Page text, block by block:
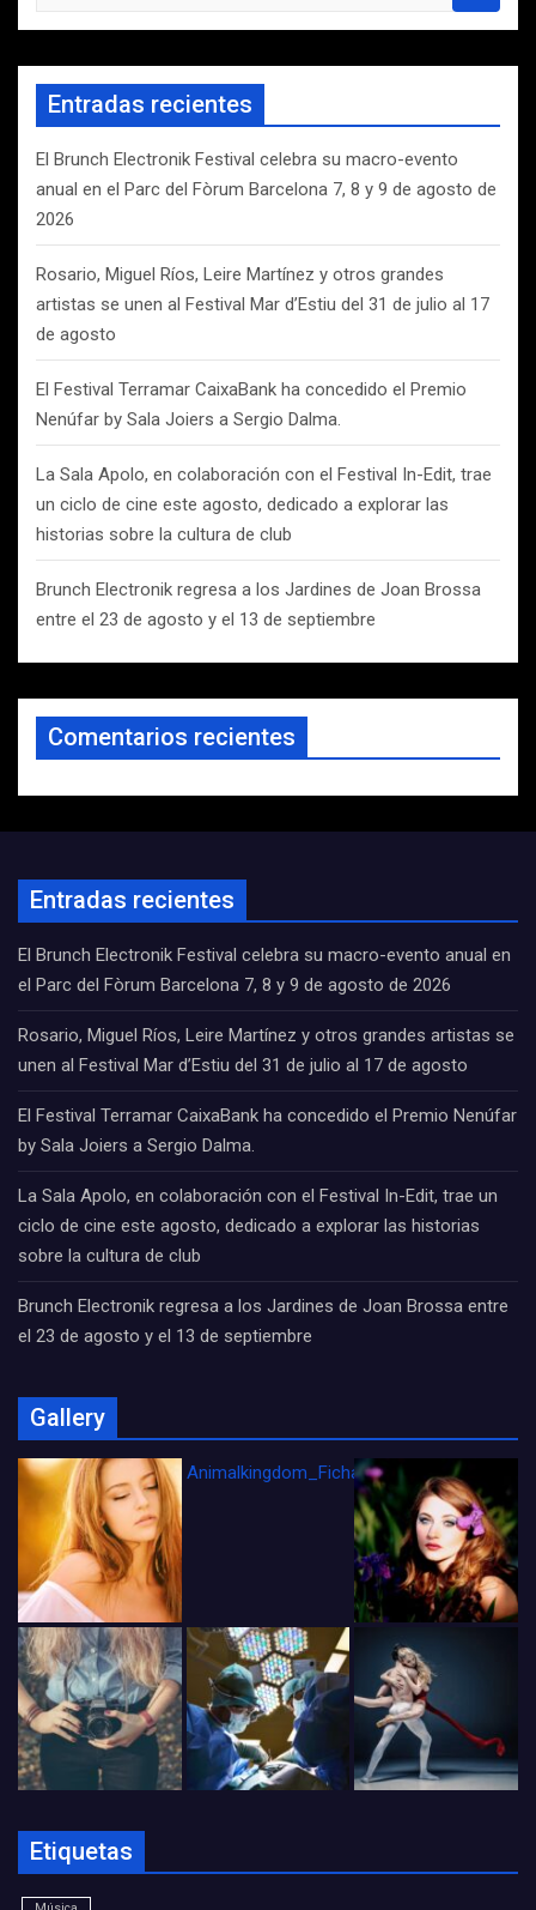
s
c
r
Entradas recientes
El Brunch Electronik Festival celebra su macro-evento
anual en el Parc del Fòrum Barcelona 7, 8 y 9 de agosto de
2026
Rosario, Miguel Ríos, Leire Martínez y otros grandes
artistas se unen al Festival Mar d’Estiu del 31 de julio al 17
de agosto
El Festival Terramar CaixaBank ha concedido el Premio
Nenúfar by Sala Joiers a Sergio Dalma.
La Sala Apolo, en colaboración con el Festival In-Edit, trae
un ciclo de cine este agosto, dedicado a explorar las
historias sobre la cultura de club
Brunch Electronik regresa a los Jardines de Joan Brossa
entre el 23 de agosto y el 13 de septiembre
Comentarios recientes
Entradas recientes
El Brunch Electronik Festival celebra su macro-evento anual en
el Parc del Fòrum Barcelona 7, 8 y 9 de agosto de 2026
Rosario, Miguel Ríos, Leire Martínez y otros grandes artistas se
unen al Festival Mar d’Estiu del 31 de julio al 17 de agosto
El Festival Terramar CaixaBank ha concedido el Premio Nenúfar
by Sala Joiers a Sergio Dalma.
La Sala Apolo, en colaboración con el Festival In-Edit, trae un
ciclo de cine este agosto, dedicado a explorar las historias
sobre la cultura de club
Brunch Electronik regresa a los Jardines de Joan Brossa entre
el 23 de agosto y el 13 de septiembre
Gallery
Animalkingdom_FichaCine
Etiquetas